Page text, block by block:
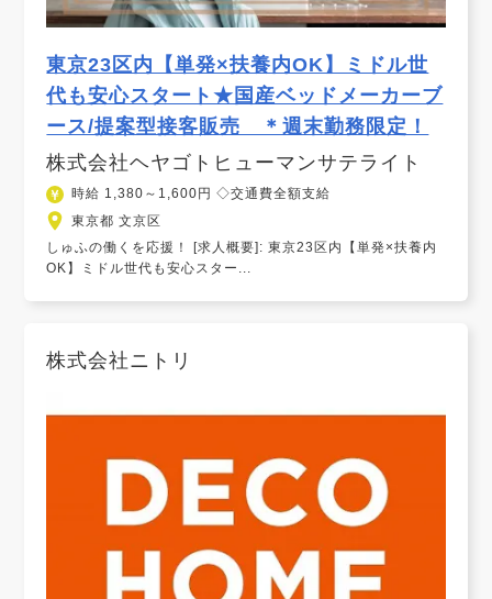
東京23区内【単発×扶養内OK】ミドル世
代も安心スタート★国産ベッドメーカーブ
ース/提案型接客販売 ＊週末勤務限定！
株式会社ヘヤゴトヒューマンサテライト
時給 1,380～1,600円 ◇交通費全額支給
東京都 文京区
しゅふの働くを応援！ [求人概要]: 東京23区内【単発×扶養内
OK】ミドル世代も安心スター...
株式会社ニトリ